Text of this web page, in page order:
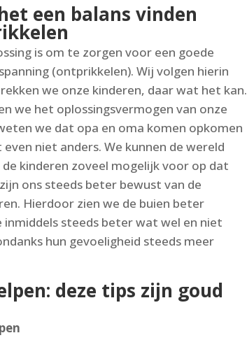
een balans vinden
is om te zorgen voor een goede
(ontprikkelen). Wij volgen hierin
we onze kinderen, daar wat het kan.
we het oplossingsvermogen van onze
we dat opa en oma komen opkomen
niet anders. We kunnen de wereld
kinderen zoveel mogelijk voor op dat
ons steeds beter bewust van de
Hierdoor zien we de buien beter
steeds beter wat wel en niet
hun gevoeligheid steeds meer
deze tips zijn goud